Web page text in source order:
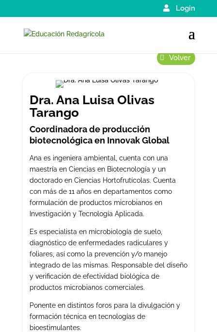
Login
Volver
Dra. Ana Luisa Olivas
Tarango
Coordinadora de producción
biotecnológica en Innovak Global
Ana es ingeniera ambiental, cuenta con una
maestría en Ciencias en Biotecnología y un
doctorado en Ciencias Hortofrutícolas. Cuenta
con más de 11 años en departamentos como
formulación de productos microbianos en
Investigación y Tecnología Aplicada.
Es especialista en microbiología de suelo,
diagnóstico de enfermedades radiculares y
foliares, así como la prevención y/o manejo
integrado de las mismas. Responsable del diseño
y verificación de efectividad biológica de
productos microbianos comerciales.
Ponente en distintos foros para la divulgación y
formación técnica en tecnologías de
bioestimulantes.